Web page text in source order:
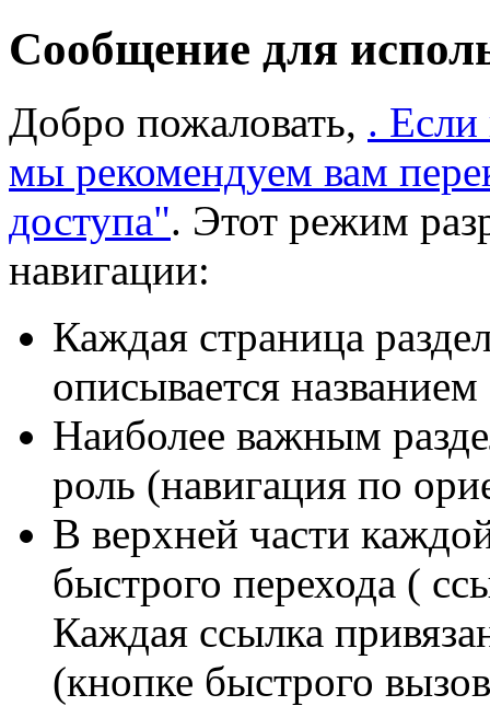
Сообщение для
Добро пожаловать, . Если
мы рекомендуем вам
доступа". Этот режим
навигации:
Каждая страница
описывается
Наиболее важным
роль (навигация по
В верхней части
быстрого перехода (
Каждая ссылка
(кнопке быстрого